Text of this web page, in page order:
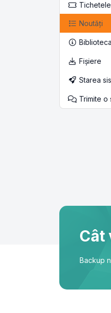
Noutăți
Biblioteca
Fișiere
Starea
Trimite o
Cât
Backup